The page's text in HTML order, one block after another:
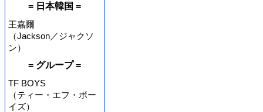
= 日本韓国 =
王嘉爾
（Jackson／ジャクソ
ン）
= グループ =
TF BOYS
（ティー・エフ・ボー
イズ）